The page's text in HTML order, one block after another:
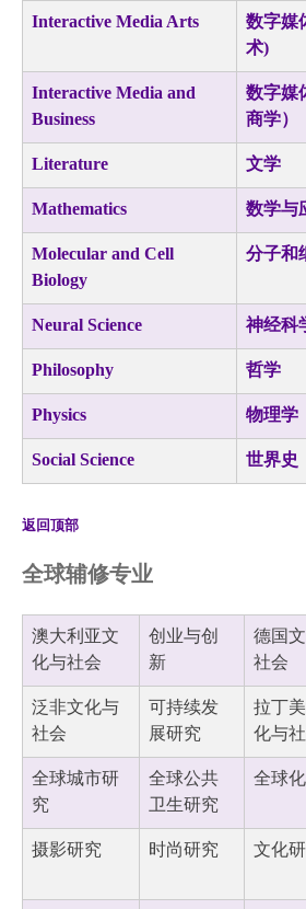
Interactive Media Arts
数字媒
术)
Interactive Media and
Business
数字媒
商学）
Literature 文学
Mathematics 数学与
Molecular and Cell
Biology
分子和
Neural Science 神经科
Philosophy 哲学
Physics 物理学
Social Science 世界史
返回顶部
全球辅修专业
澳大利亚文
化与社会
创业与创
新
德国
社会
泛非文化与
社会
可持续发
展研究
拉丁
化与
全球城市研
究
全球公共
卫生研究
全球
摄影研究 时尚研究 文化